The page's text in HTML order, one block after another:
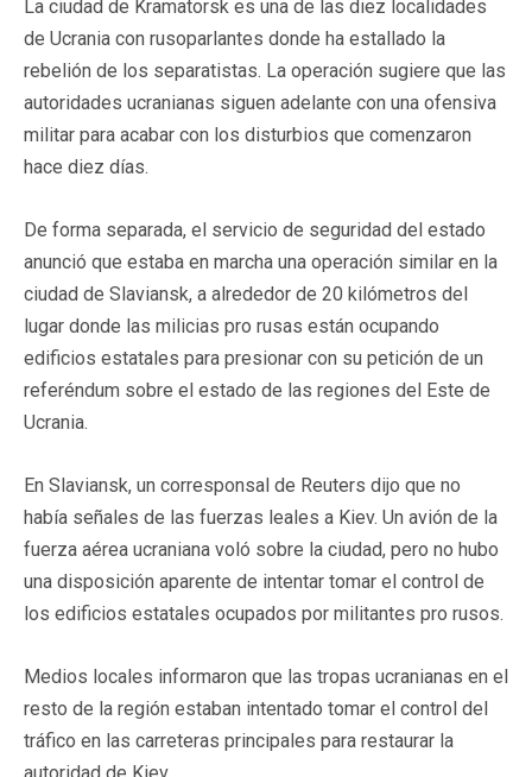
La ciudad de Kramatorsk es una de las diez localidades
de Ucrania con rusoparlantes donde ha estallado la
rebelión de los separatistas. La operación sugiere que las
autoridades ucranianas siguen adelante con una ofensiva
militar para acabar con los disturbios que comenzaron
hace diez días.
De forma separada, el servicio de seguridad del estado
anunció que estaba en marcha una operación similar en la
ciudad de Slaviansk, a alrededor de 20 kilómetros del
lugar donde las milicias pro rusas están ocupando
edificios estatales para presionar con su petición de un
referéndum sobre el estado de las regiones del Este de
Ucrania.
En Slaviansk, un corresponsal de Reuters dijo que no
había señales de las fuerzas leales a Kiev. Un avión de la
fuerza aérea ucraniana voló sobre la ciudad, pero no hubo
una disposición aparente de intentar tomar el control de
los edificios estatales ocupados por militantes pro rusos.
Medios locales informaron que las tropas ucranianas en el
resto de la región estaban intentado tomar el control del
tráfico en las carreteras principales para restaurar la